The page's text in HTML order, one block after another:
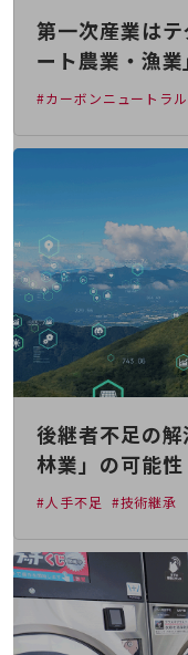
小売業
キーワードで探す
モバイルTOP
おすすめの機種、料金やサ
製品
ビジネス向けスマートフ
タフネススマートフォン
データ通信製品
ドコモケータイ
5G対応ホームルーター
通信モジュール製品
衛星携帯電話
IOT完了済みメーカーブ
料金TOP
ドコモBiz データ無制限
ケータイプラン
第一次産業は
ート農業・漁
#カーボンニュートラル
後継者不足の
林業」の可能性
#人手不足 #技術継承